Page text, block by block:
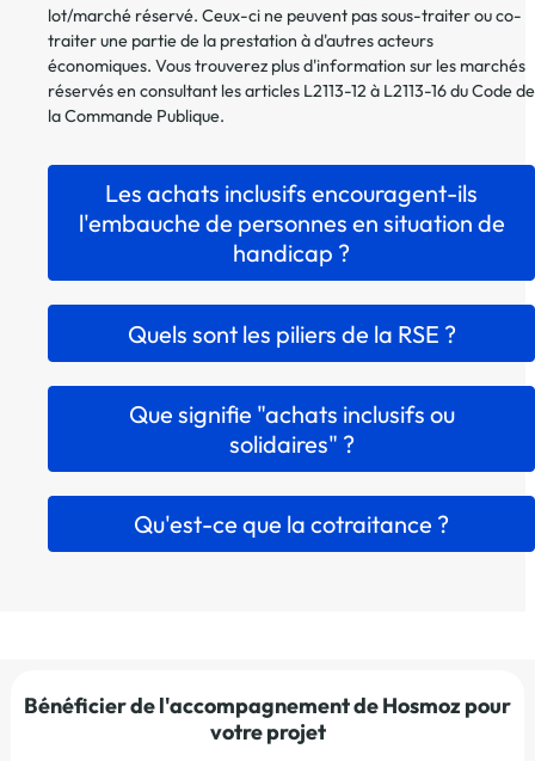
lot/marché réservé. Ceux-ci ne peuvent pas sous-traiter ou co-
traiter une partie de la prestation à d'autres acteurs
économiques. Vous trouverez plus d'information sur les marchés
réservés en consultant les articles L2113-12 à L2113-16 du Code de
la Commande Publique.
Les achats inclusifs encouragent-ils
l'embauche de personnes en situation de
handicap ?
Quels sont les piliers de la RSE ?
Que signifie "achats inclusifs ou
solidaires" ?
Qu'est-ce que la cotraitance ?
Bénéficier de l'accompagnement de Hosmoz pour
votre projet